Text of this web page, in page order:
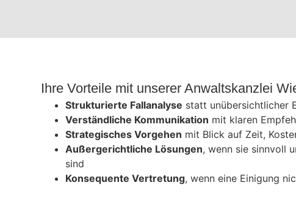
Ihre Vorteile mit unserer Anwaltskanzlei
Strukturierte Fallanalyse statt unübersichtlicher
Verständliche Kommunikation mit klaren
Strategisches Vorgehen mit Blick auf Zeit,
Außergerichtliche Lösungen, wenn sie sinnvoll
sind
Konsequente Vertretung, wenn eine Einigung